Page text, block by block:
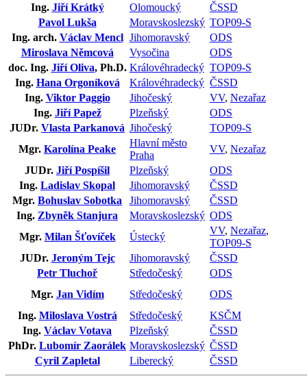
Ing. Jiří Krátký Olomoucký
ČSSD
Pavol Lukša
Moravskoslezský TOP09-S
Ing. arch. Václav Mencl Jihomoravský
ODS
Miroslava Němcová
Vysočina
ODS
doc. Ing. Jiří Oliva, Ph.D. Královéhradecký TOP09-S
Ing. Hana Orgoníková Královéhradecký ČSSD
Ing. Viktor Paggio Jihočeský VV, Nezařaz
Ing. Jiří Papež Plzeňský
ODS
JUDr. Vlasta Parkanová Jihočeský
TOP09-S
Mgr. Karolína Peake
Hlavní město
Praha
VV, Nezařaz
JUDr. Jiří Pospíšil Plzeňský
ODS
Ing. Ladislav Skopal Jihomoravský
ČSSD
Mgr. Bohuslav Sobotka Jihomoravský
ČSSD
Ing. Zbyněk Stanjura Moravskoslezský ODS
Mgr. Milan Šťovíček Ústecký
VV, Nezařaz,
TOP09-S
JUDr. Jeroným Tejc Jihomoravský
ČSSD
Petr Tluchoř
Středočeský
ODS
Mgr. Jan Vidím Středočeský
ODS
Ing. Miloslava Vostrá Středočeský
KSČM
Ing. Václav Votava Plzeňský
ČSSD
PhDr. Lubomír Zaorálek Moravskoslezský ČSSD
Cyril Zapletal
Liberecký ČSSD